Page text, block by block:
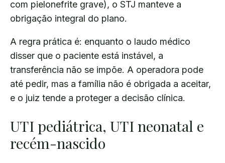
com pielonefrite grave), o STJ manteve a
obrigação integral do plano.
A regra prática é: enquanto o laudo médico
disser que o paciente está instável, a
transferência não se impõe. A operadora pode
até pedir, mas a família não é obrigada a aceitar,
e o juiz tende a proteger a decisão clínica.
UTI pediátrica, UTI neonatal e
recém-nascido